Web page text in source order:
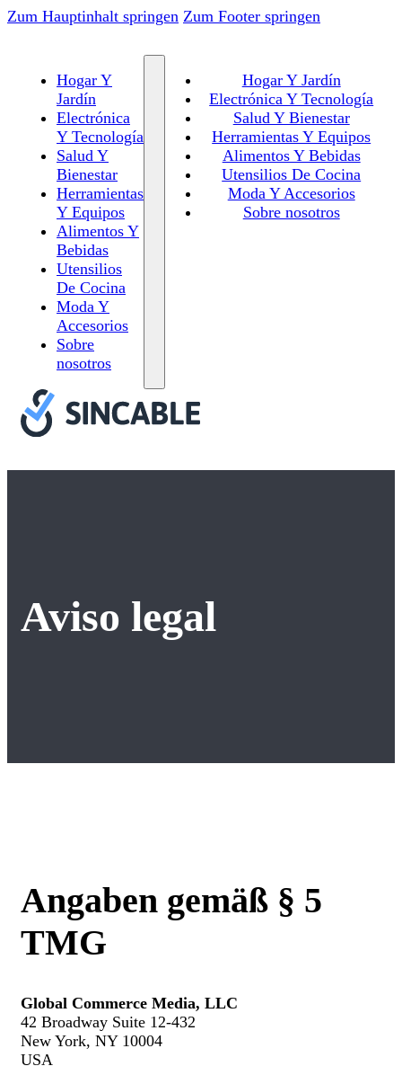
Zum Hauptinhalt springen Zum Footer springen
Hogar Y
Jardín
Electrónica
Y Tecnología
Salud Y
Bienestar
Herramientas
Y Equipos
Alimentos Y
Bebidas
Utensilios
De Cocina
Moda Y
Accesorios
Sobre
nosotros
Hogar Y Jardín
Electrónica Y Tecnología
Salud Y Bienestar
Herramientas Y Equipos
Alimentos Y Bebidas
Utensilios De Cocina
Moda Y Accesorios
Sobre nosotros
Aviso legal
Angaben gemäß § 5
TMG
Global Commerce Media, LLC
42 Broadway Suite 12-432
New York, NY 10004
USA